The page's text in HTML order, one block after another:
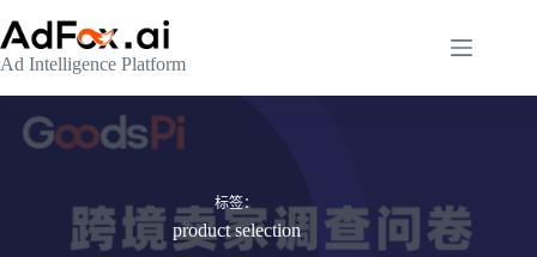
至
内
容
Ad Intelligence Platform
标签：
product selection